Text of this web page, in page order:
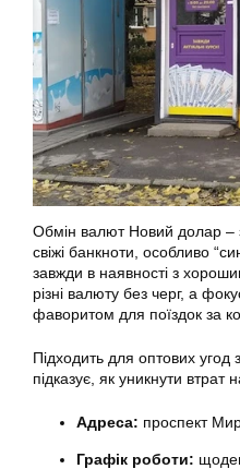
Обмін валют Новий долар –
свіжі банкноти, особливо
завжди в наявності з
різні валюту без черг, а
фаворитом для поїздок за
Підходить для оптових
підказує, як уникнути втрат
Адреса: проспект
Графік роботи: